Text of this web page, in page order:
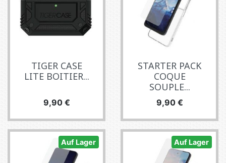
TIGER CASE
LITE BOITIER...
Preis
9,90 €
STARTER PACK
COQUE
SOUPLE...
Preis
9,90 €
Auf Lager Auf Lager